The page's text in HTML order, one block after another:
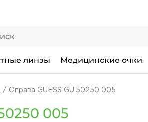
линзы Медицинские очки
Оправа GUESS GU 50250 005
005